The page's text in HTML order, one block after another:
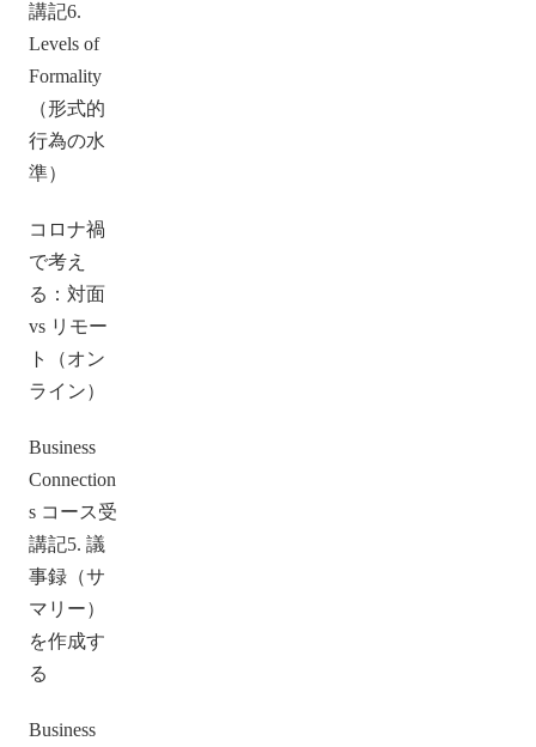
講記6.
Levels of
Formality
（形式的
行為の水
準）
コロナ禍
で考え
る：対面
vs リモー
ト（オン
ライン）
Business
Connection
s コース受
講記5. 議
事録（サ
マリー）
を作成す
る
Business